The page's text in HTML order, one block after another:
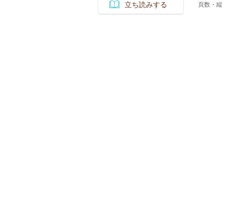
立ち読みする
頁数・縦